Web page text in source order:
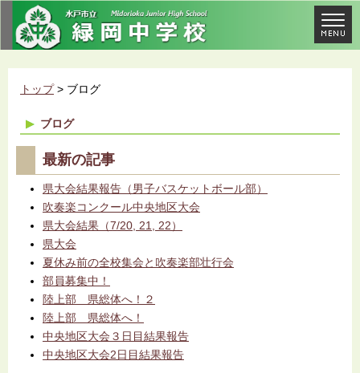
トップ> ブログ
ブログ
最新の記事
県大会結果報告（男子バスケットボール部）
吹奏楽コンクール中央地区大会
県大会結果（7/20, 21, 22）
県大会
夏休み前の全校集会と吹奏楽部壮行会
部員募集中！
陸上部 県総体へ！２
陸上部 県総体へ！
中央地区大会３日目結果報告
中央地区大会2日目結果報告